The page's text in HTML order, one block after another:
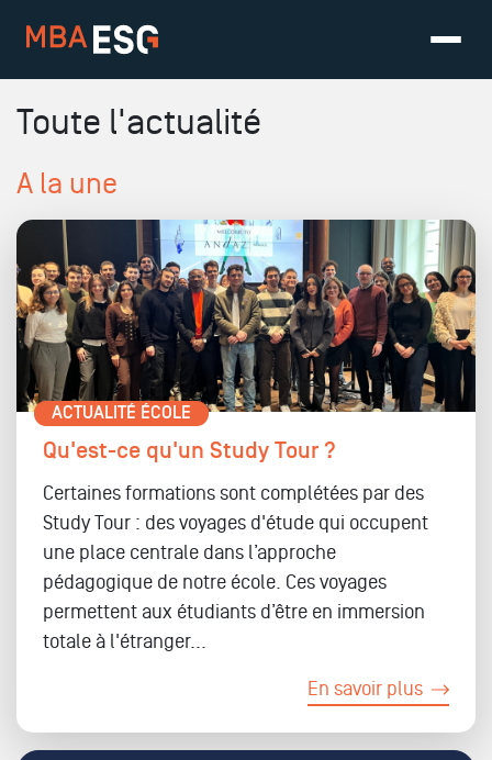
Toute l'actualité
A la une
ACTUALITÉ ÉCOLE
Qu'est-ce qu'un Study Tour ?
Certaines formations sont complétées par des
Study Tour : des voyages d'étude qui occupent
une place centrale dans l’approche
pédagogique de notre école. Ces voyages
permettent aux étudiants d’être en immersion
totale à l'étranger...
En savoir plus